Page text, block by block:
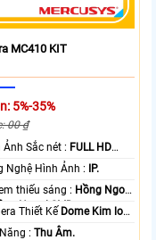
MC410 KIT
5%-35%
00 ₫
Ảnh Sắc nét : FULL HD
🌠 Công Nghệ Hình Ảnh :
IP.
⭐ Khi xem thiếu sáng : Hồng Ngoại
Ngoại SMD.
Thiết Kế Dome Kim loại
️✔️ Khả Năng :Thu Âm.